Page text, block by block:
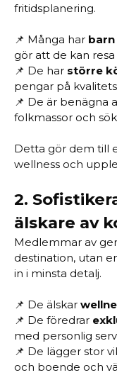
fritidsplanering.
📌 Många har
gör att de kan
📌 De har större
pengar på
📌 De är benägna
folkmassor och
Detta gör dem till
wellness och
2.
älskare av
Medlemmar av
destination, utan
in i minsta detalj.
📌 De älskar
📌 De föredrar
med personlig
📌 De lägger stor
och boende och